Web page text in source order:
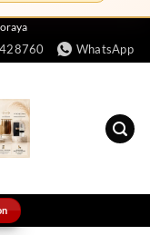
WhatsApp